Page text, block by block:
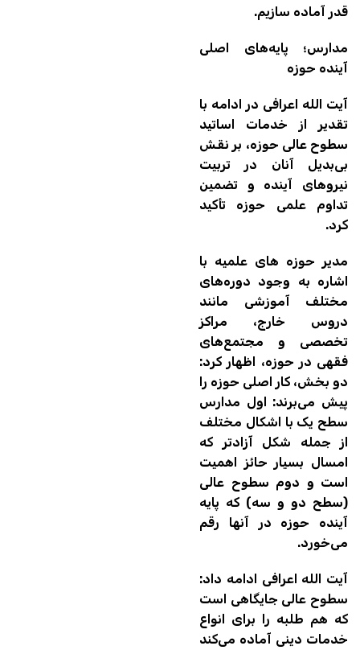
قدر آماده سازیم.
مدارس؛ پایه‌های اصلی
آینده حوزه
آیت الله اعرافی در ادامه با
تقدیر از خدمات اساتید
سطوح عالی حوزه، بر نقش
بی‌بدیل آنان در تربیت
نیروهای آینده و تضمین
تداوم علمی حوزه تأکید
کرد.
مدیر حوزه های علمیه با
اشاره به وجود دوره‌های
مختلف آموزشی مانند
دروس خارج، مراکز
تخصصی و مجتمع‌های
فقهی در حوزه، اظهار کرد:
دو بخش، کار اصلی حوزه را
پیش می‌برند: اول مدارس
سطح یک با اشکال مختلف
از جمله شکل آزادتر که
امسال بسیار حائز اهمیت
است و دوم سطوح عالی
(سطح دو و سه) که پایه
آینده حوزه در آنها رقم
می‌خورد.
آیت الله اعرافی ادامه داد:
سطوح عالی جایگاهی است
که هم طلبه را برای انواع
خدمات دینی آماده می‌کند